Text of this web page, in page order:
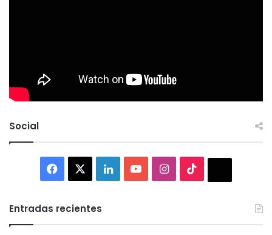
Social
Facebook LinkedInYouTubeInstagram
Entradas recientes